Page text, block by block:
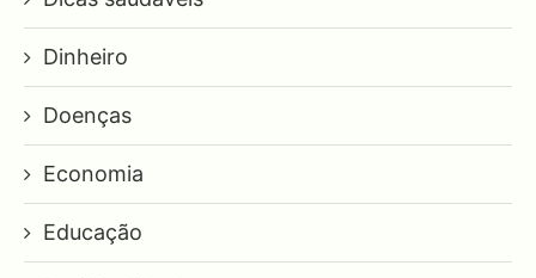
Dinheiro
Doenças
Economia
Educação